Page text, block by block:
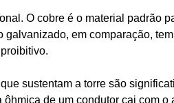
O cobre é o material padrão
galvanizado, em comparação,
sustentam a torre são
de um condutor cai com